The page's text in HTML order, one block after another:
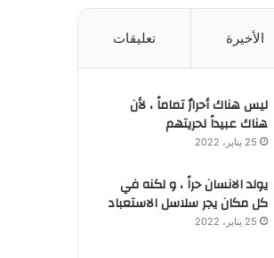
الأخيرة تعليقات
ليس هناك أحرارٌ تماماً ، لأن
هناك عبيداً لحريتهم
25 يناير، 2022
يولد الانسان حراً ، و لكنه في
كل مكان يجر سلاسل الاستعباد
25 يناير، 2022